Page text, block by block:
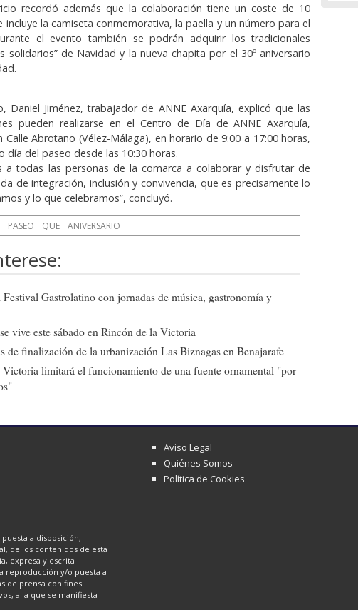
recordó además que la colaboración tiene un coste de 10
incluye la camiseta conmemorativa, la paella y un número para el
el evento también se podrán adquirir los tradicionales
solidarios” de Navidad y la nueva chapita por el 30º aniversario
Daniel Jiménez, trabajador de ANNE Axarquía, explicó que las
pueden realizarse en el Centro de Día de ANNE Axarquía,
Calle Abrotano (Vélez-Málaga), en horario de 9:00 a 17:00 horas,
día del paseo desde las 10:30 horas.
a todas las personas de la comarca a colaborar y disfrutar de
de integración, inclusión y convivencia, que es precisamente lo
y lo que celebramos”, concluyó.
PASEO QUE ANIVERSARIO
Gastrolatino con jornadas de música, gastronomía y
vive este sábado en Rincón de la Victoria
de finalización de la urbanización Las Biznagas en Benajarafe
limitará el funcionamiento de una fuente ornamental "por
a disposición,
de los contenidos de esta
expresa y escrita
reproducción y/o puesta a
de prensa con fines
a la que se manifiesta
Aviso Legal
Quiénes Somos
Política de Cookies